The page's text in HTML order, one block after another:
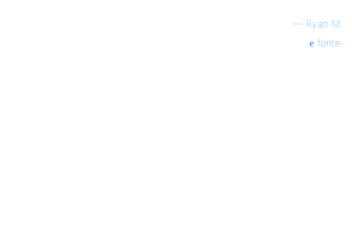
— Ryan M
fonte